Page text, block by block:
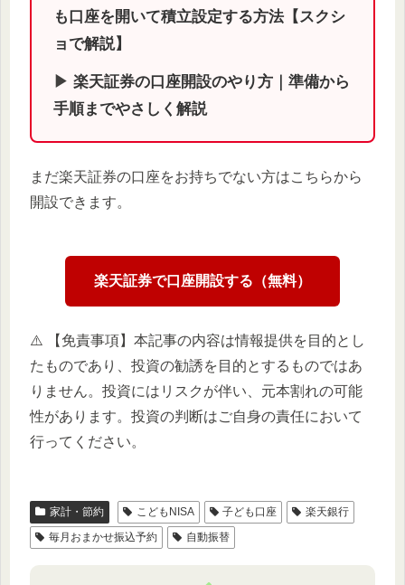
も口座を開いて積立設定する方法【スクシ
ョで解説】
▶︎ 楽天証券の口座開設のやり方｜準備から
手順までやさしく解説
まだ楽天証券の口座をお持ちでない方はこちらから
開設できます。
楽天証券で口座開設する（無料）
⚠️ 【免責事項】本記事の内容は情報提供を目的とし
たものであり、投資の勧誘を目的とするものではあ
りません。投資にはリスクが伴い、元本割れの可能
性があります。投資の判断はご自身の責任において
行ってください。
家計・節約 こどもNISA 子ども口座
楽天銀行
毎月おまかせ振込予約
自動振替